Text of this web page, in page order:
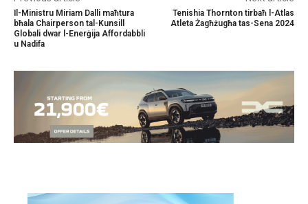
Il-Ministru Miriam Dalli maħtura
bħala Chairperson tal-Kunsill
Globali dwar l-Enerġija Affordabbli
u Nadifa
Tenishia Thornton tirbaħ l-Atlas
Atleta Żagħżugħa tas-Sena 2024